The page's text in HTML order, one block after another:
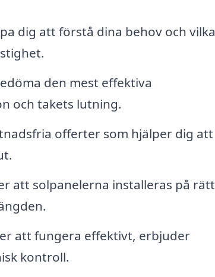
dig att förstå dina behov och vilka
den mest effektiva
och takets lutning.
offerter som hjälper dig att
att solpanelerna installeras på rätt
att fungera effektivt, erbjuder
kontroll.